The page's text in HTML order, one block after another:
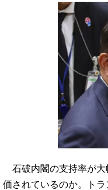
石破内閣の支持率が大
価されているのか。ト